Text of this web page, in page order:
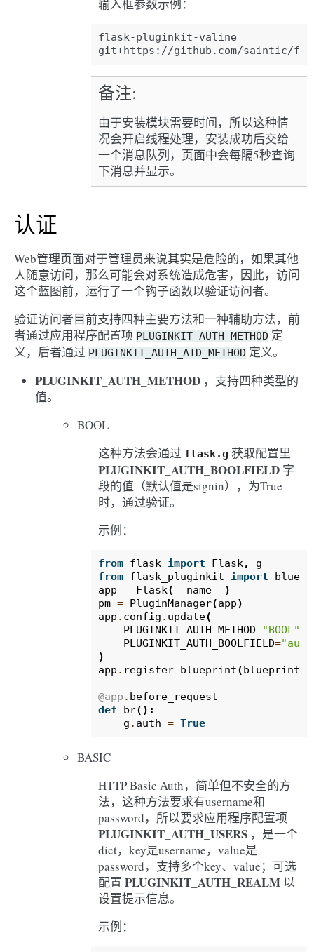
输入框参数示例：
flask-pluginkit-valine
备注
由于安装模块需要时间，所以这种情
况会开启线程处理，安装成功后交给
一个消息队列，页面中会每隔5秒查询
下消息并显示。
认证
Web管理页面对于管理员来说其实是危险的，如果其他
人随意访问，那么可能会对系统造成危害，因此，访问
这个蓝图前，运行了一个钩子函数以验证访问者。
验证访问者目前支持四种主要方法和一种辅助方法，前
者通过应用程序配置项 PLUGINKIT_AUTH_METHOD 定
义，后者通过 PLUGINKIT_AUTH_AID_METHOD 定义。
PLUGINKIT_AUTH_METHOD ，支持四种类型的
值。
BOOL
这种方法会通过 flask.g 获取配置里
PLUGINKIT_AUTH_BOOLFIELD 字
段的值（默认值是signin），为True
时，通过验证。
示例：
from flask import Flask,
g
from flask_pluginkit import
app = Flask( __name__
)
pm = PluginManager(app)
app . config . update(
PLUGINKIT_AUTH_METHOD="BOOL"
PLUGINKIT_AUTH_BOOLFIELD=
)
app . register_blueprint(blueprint
@app . before_request
def
br():
g . auth = True
BASIC
HTTP Basic Auth，简单但不安全的方
法，这种方法要求有username和
password，所以要求应用程序配置项
PLUGINKIT_AUTH_USERS ，是一个
dict，key是username，value是
password，支持多个key、value；可选
配置 PLUGINKIT_AUTH_REALM 以
设置提示信息。
示例：